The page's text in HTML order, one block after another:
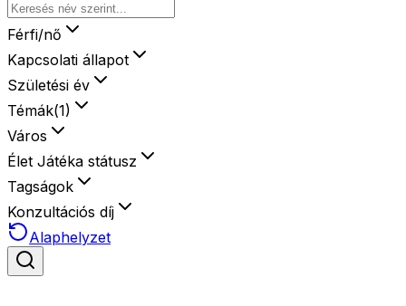
Férfi/nő
Kapcsolati állapot
Születési év
Témák(1)
Város
Élet Játéka státusz
Tagságok
Konzultációs díj
Alaphelyzet